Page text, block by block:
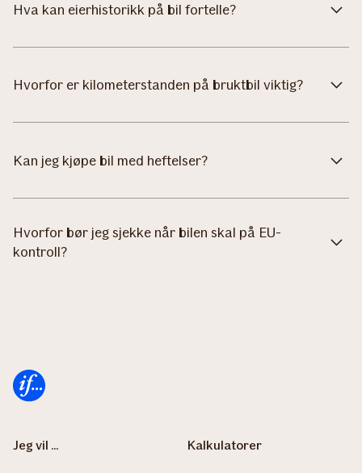
Hva kan eierhistorikk på bil fortelle?
Hvorfor er kilometerstanden på bruktbil viktig?
Kan jeg kjøpe bil med heftelser?
Hvorfor bør jeg sjekke når bilen skal på EU-
kontroll?
Forsiden
Jeg vil ... Kalkulatorer